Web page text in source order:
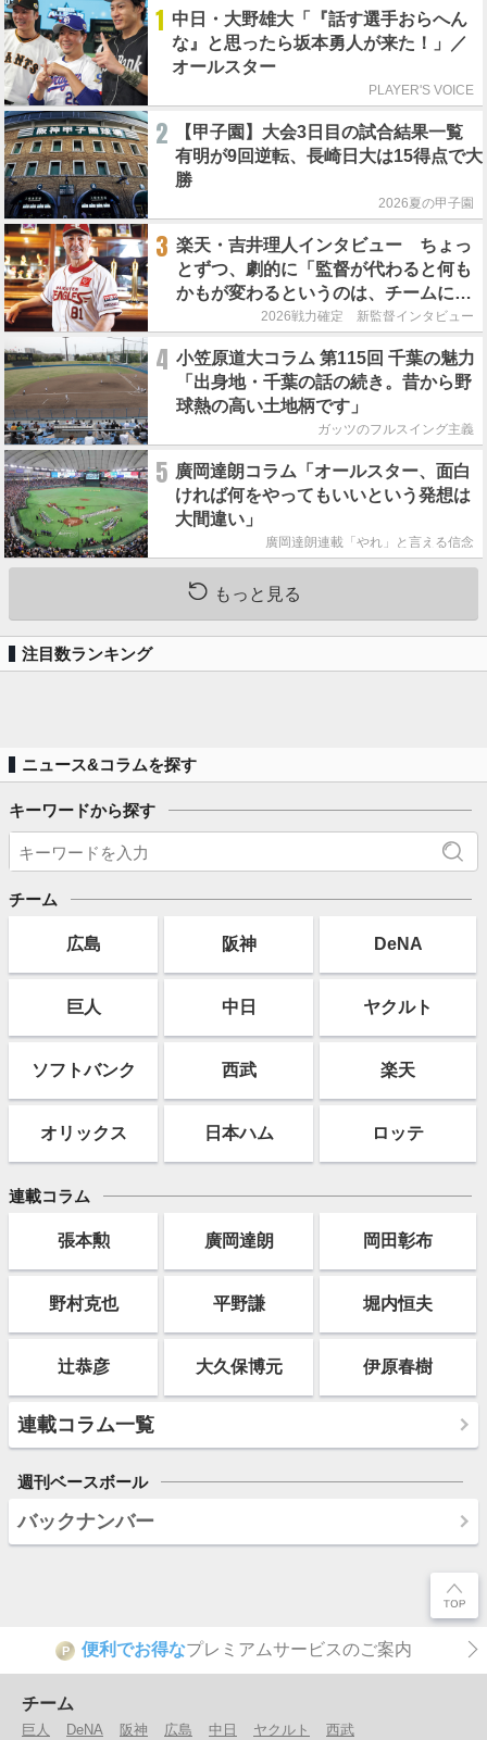
1 中日・大野雄大「『話す選手おらへん
な』と思ったら坂本勇人が来た！」／
オールスター
PLAYER'S VOICE
2
【甲子園】大会3日目の試合結果一覧
有明が9回逆転、長崎日大は15得点で大
勝
2026夏の甲子園
3 楽天・吉井理人インタビュー ちょっ
とずつ、劇的に「監督が代わると何も
かもが変わるというのは、チームにと
って良くないことなんです」
2026戦力確定 新監督インタビュー
4 小笠原道大コラム 第115回 千葉の魅力
「出身地・千葉の話の続き。昔から野
球熱の高い土地柄です」
ガッツのフルスイング主義
5 廣岡達朗コラム「オールスター、面白
ければ何をやってもいいという発想は
大間違い」
廣岡達朗連載「やれ」と言える信念
もっと見る
注目数ランキング
ニュース&コラムを探す
キーワードから探す
チーム
広島 阪神 DeNA
巨人 中日 ヤクルト
ソフトバンク 西武 楽天
オリックス 日本ハム ロッテ
連載コラム
張本勲 廣岡達朗 岡田彰布
野村克也 平野謙 堀内恒夫
辻恭彦 大久保博元 伊原春樹
連載コラム一覧
週刊ベースボール
バックナンバー
P 便利でお得なプレミアムサービスのご案内
チーム
巨人 DeNA 阪神 広島 中日 ヤクルト 西武